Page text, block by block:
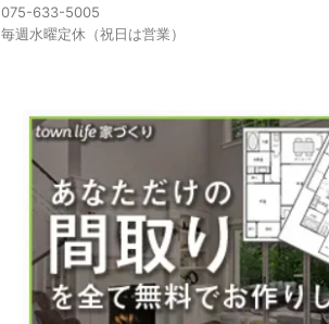
075-633-5005
毎週水曜定休（祝日は営業）